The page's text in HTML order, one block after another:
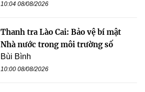
10:04 08/08/2026
Thanh tra Lào Cai: Bảo vệ bí mật
Nhà nước trong môi trường số
Bùi Bình
10:00 08/08/2026